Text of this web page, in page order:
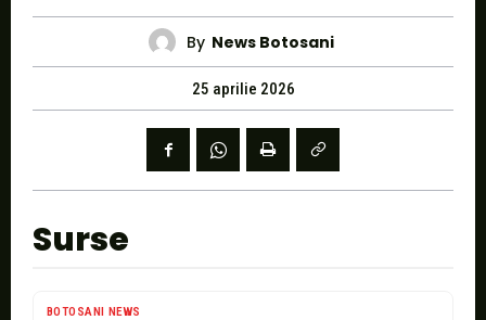
By News Botosani
25 aprilie 2026
Surse
BOTOSANI NEWS